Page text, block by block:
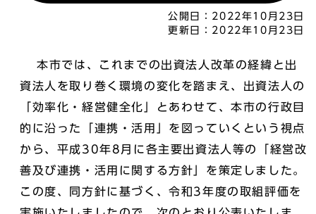
公開日： 2022年10月23日
更新日： 2022年10月23日
本市では、これまでの出資法人改革の経緯と出
資法人を取り巻く環境の変化を踏まえ、出資法人の
「効率化・経営健全化」とあわせて、本市の行政目
的に沿った「連携・活用」を図っていくという視点
から、平成30年8月に各主要出資法人等の「経営改
善及び連携・活用に関する方針」を策定しました。
この度、同方針に基づく、令和3年度の取組評価を